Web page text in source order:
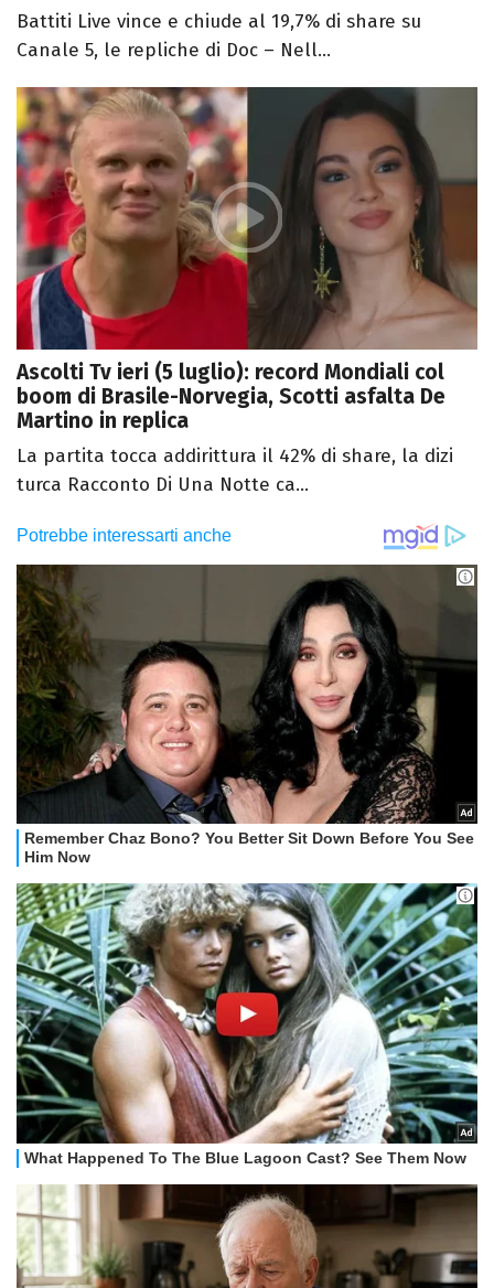
Battiti Live vince e chiude al 19,7% di share su
Canale 5, le repliche di Doc – Nell...
Ascolti Tv ieri (5 luglio): record Mondiali col
boom di Brasile-Norvegia, Scotti asfalta De
Martino in replica
La partita tocca addirittura il 42% di share, la dizi
turca Racconto Di Una Notte ca...